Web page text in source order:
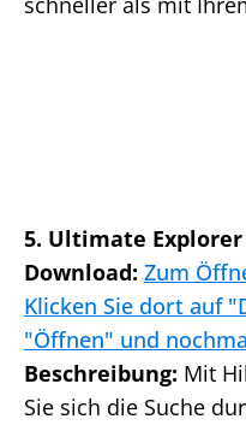
5. Ultimate Explorer
Download: Zum
Klicken Sie dort auf
"Öffnen" und
Beschreibung: Mit
Sie sich die Suche